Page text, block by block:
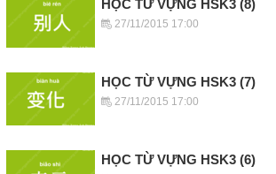
HỌC TỪ VỰNG HSK3 (8)
27/11/2015 17:00
HỌC TỪ VỰNG HSK3 (7)
27/11/2015 17:00
HỌC TỪ VỰNG HSK3 (6)